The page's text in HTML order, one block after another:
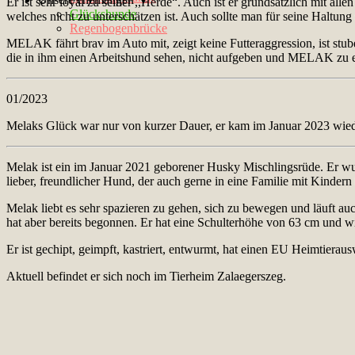
Glückshunde
Regenbogenbrücke
welches nicht zu unterschätzen ist. Auch sollte man für seine Haltung
MELAK fährt brav im Auto mit, zeigt keine Futteraggression, ist
die in ihm einen Arbeitshund sehen, nicht aufgeben und MELAK
01/2023
Melaks Glück war nur von kurzer Dauer, er kam im Januar 2023
Melak ist ein im Januar 2021 geborener Husky Mischlingsrüde. Er
lieber, freundlicher Hund, der auch gerne in eine Familie mit
Melak liebt es sehr spazieren zu gehen, sich zu bewegen und läuft
hat aber bereits begonnen. Er hat eine Schulterhöhe von 63 cm und
Er ist gechipt, geimpft, kastriert, entwurmt, hat einen EU
Aktuell befindet er sich noch im Tierheim Zalaegerszeg.